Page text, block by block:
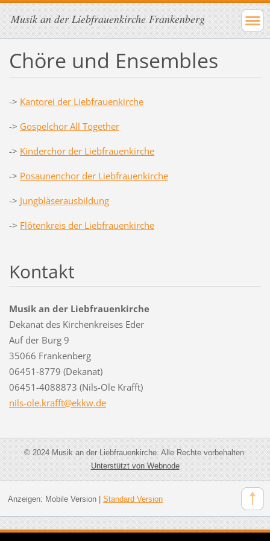
Musik an der Liebfrauenkirche Frankenberg
Chöre und Ensembles
-> Kantorei der Liebfrauenkirche
-> Gospelchor All Together
-> Kinderchor der Liebfrauenkirche
-> Posaunenchor der Liebfrauenkirche
-> Jungbläserausbildung
-> Flötenkreis der Liebfrauenkirche
Kontakt
Musik an der Liebfrauenkirche
Dekanat des Kirchenkreises Eder
Auf der Burg 9
35066 Frankenberg
06451-8779 (Dekanat)
06451-4088873 (Nils-Ole Krafft)
nils-ole.krafft@ekkw.de
© 2024 Musik an der Liebfrauenkirche. Alle Rechte vorbehalten.
Unterstützt von Webnode
Anzeigen: Mobile Version| Standard Version